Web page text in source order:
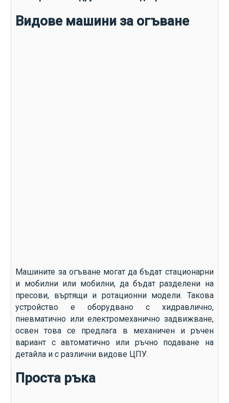
Видове машини за огъване
Машините за огъване могат да бъдат стационарни
и мобилни или мобилни, да бъдат разделени на
пресови, въртящи и ротационни модели. Такова
устройство е оборудвано с хидравлично,
пневматично или електромеханично задвижване,
освен това се предлага в механичен и ръчен
вариант с автоматично или ръчно подаване на
детайла и с различни видове ЦПУ.
Проста ръка